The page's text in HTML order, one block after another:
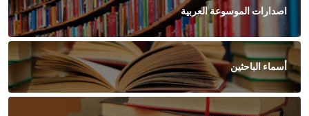
اصدارات الموسوعة العربية
أسماء الباحثين